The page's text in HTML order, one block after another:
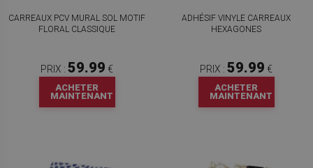
CARREAUX PCV MURAL SOL MOTIF
FLORAL CLASSIQUE
PRIX : 59.99 €
ACHETER
MAINTENANT
ADHÉSIF VINYLE CARREAUX
HEXAGONES
PRIX : 59.99 €
ACHETER
MAINTENANT